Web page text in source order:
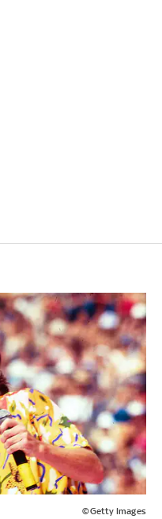
©Getty Images